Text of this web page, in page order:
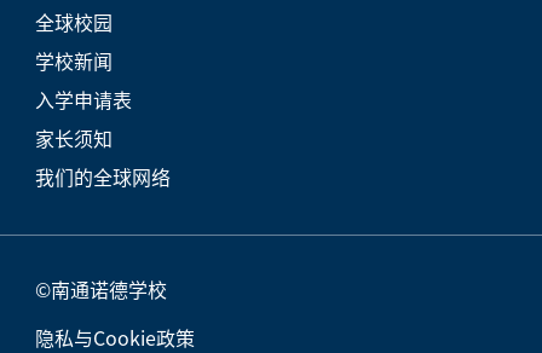
全球校园
学校新闻
入学申请表
家长须知
我们的全球网络
©南通诺德学校
隐私与Cookie政策